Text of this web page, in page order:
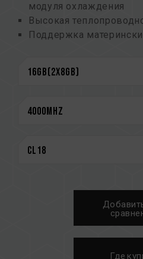
модуля охлаждения
Высокая
Поддержка
Поддержка XMP2.0
рабочего напряжения
См. полный список
QVL,
материнской платы.
Не смешивайте модули
емкостью или
Где